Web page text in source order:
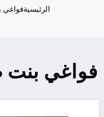
الرئيسية
فواغي